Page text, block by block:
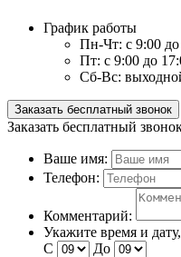
График работы
Пн-Чт: с 9:00
Пт: с 9:00 до
Сб-Вс:
Заказать бесплатный звонок
Заказать бесплатный
Ваше имя:
Телефон:
Комментарий:
Укажите время и
С
До